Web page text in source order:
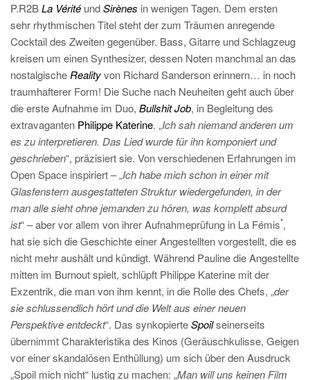
P.R2BLa Vérité undSirènes in wenigen Tagen. Dem ersten
sehr rhythmischen Titel steht der zum Träumen anregende
Cocktail des Zweiten gegenüber. Bass, Gitarre und Schlagzeug
kreisen um einen Synthesizer, dessen Noten manchmal an das
nostalgische Realityvon Richard Sanderson erinnern… in noch
traumhafterer Form! Die Suche nach Neuheiten geht auch über
die erste Aufnahme im Duo, Bullshit Job, in Begleitung des
extravaganten Philippe Katerine. „Ich sah niemand anderen um
es zu interpretieren. Das Lied wurde für ihn komponiert und
geschrieben“, präzisiert sie. Von verschiedenen Erfahrungen im
Open Space inspiriert – „Ich habe mich schon in einer mit
Glasfenstern ausgestatteten Struktur wiedergefunden, in der
man alle sieht ohne jemanden zu hören, was komplett absurd
ist“ – aber vor allem von ihrer Aufnahmeprüfung in La Fémis*,
hat sie sich die Geschichte einer Angestellten vorgestellt, die es
nicht mehr aushält und kündigt. Während Pauline die Angestellte
mitten im Burnout spielt, schlüpft Philippe Katerine mit der
Exzentrik, die man von ihm kennt, in die Rolle des Chefs, „der
sie schlussendlich hört und die Welt aus einer neuen
Perspektive entdeckt“. Das synkopierteSpoilseinerseits
übernimmt Charakteristika des Kinos (Geräuschkulisse, Geigen
vor einer skandalösen Enthüllung) um sich über den Ausdruck
„Spoil mich nicht“ lustig zu machen: „Man will uns keinen Film